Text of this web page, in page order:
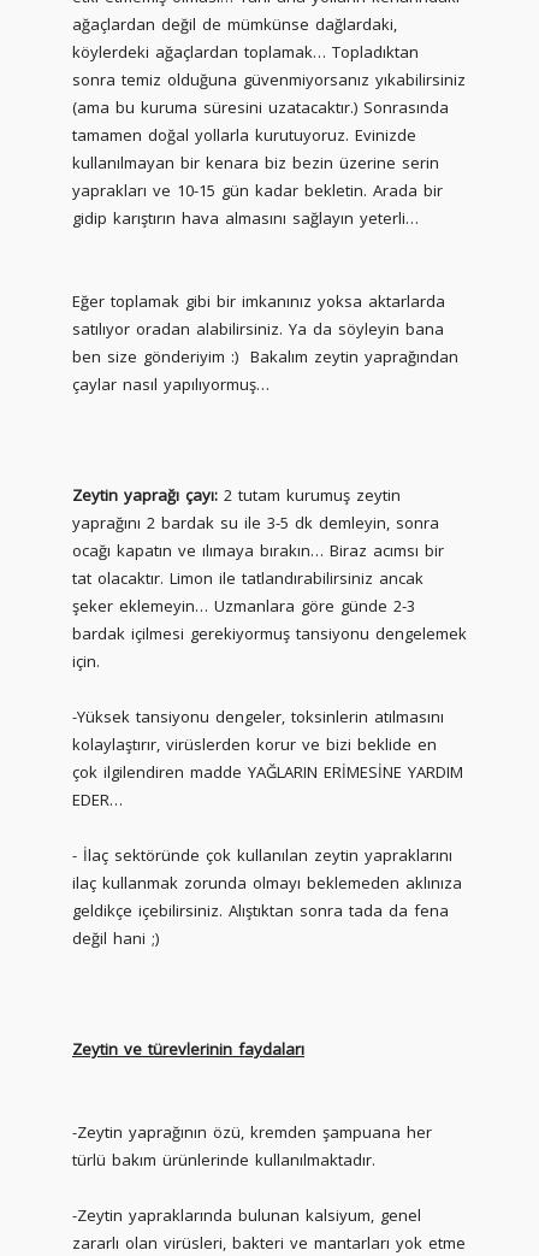
ağaçlardan değil de mümkünse dağlardaki,
köylerdeki ağaçlardan toplamak… Topladıktan
sonra temiz olduğuna güvenmiyorsanız yıkabilirsiniz
(ama bu kuruma süresini uzatacaktır.) Sonrasında
tamamen doğal yollarla kurutuyoruz. Evinizde
kullanılmayan bir kenara biz bezin üzerine serin
yaprakları ve 10-15 gün kadar bekletin. Arada bir
gidip karıştırın hava almasını sağlayın yeterli…
Eğer toplamak gibi bir imkanınız yoksa aktarlarda
satılıyor oradan alabilirsiniz. Ya da söyleyin bana
ben size gönderiyim :) Bakalım zeytin yaprağından
çaylar nasıl yapılıyormuş…
Zeytin yaprağı çayı: 2 tutam kurumuş zeytin
yaprağını 2 bardak su ile 3-5 dk demleyin, sonra
ocağı kapatın ve ılımaya bırakın… Biraz acımsı bir
tat olacaktır. Limon ile tatlandırabilirsiniz ancak
şeker eklemeyin… Uzmanlara göre günde 2-3
bardak içilmesi gerekiyormuş tansiyonu dengelemek
için.
-Yüksek tansiyonu dengeler, toksinlerin atılmasını
kolaylaştırır, virüslerden korur ve bizi beklide en
çok ilgilendiren madde YAĞLARIN ERİMESİNE YARDIM
EDER…
- İlaç sektöründe çok kullanılan zeytin yapraklarını
ilaç kullanmak zorunda olmayı beklemeden aklınıza
geldikçe içebilirsiniz. Alıştıktan sonra tada da fena
değil hani ;)
Zeytin ve türevlerinin faydaları
-Zeytin yaprağının özü, kremden şampuana her
türlü bakım ürünlerinde kullanılmaktadır.
-Zeytin yapraklarında bulunan kalsiyum, genel
zararlı olan virüsleri, bakteri ve mantarları yok etme